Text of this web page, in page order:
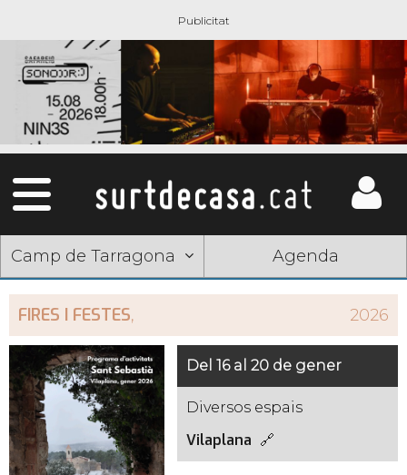
Camp de Tarragona Agenda
FIRES I FESTES, 2026
Del 16 al 20 de gener
Diversos espais
Vilaplana